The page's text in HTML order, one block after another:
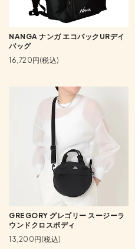
NANGA ナンガ エコパックURデイ
バッグ
16,720円(税込)
GREGORY グレゴリー スージーラ
ウンドクロスボディ
13,200円(税込)